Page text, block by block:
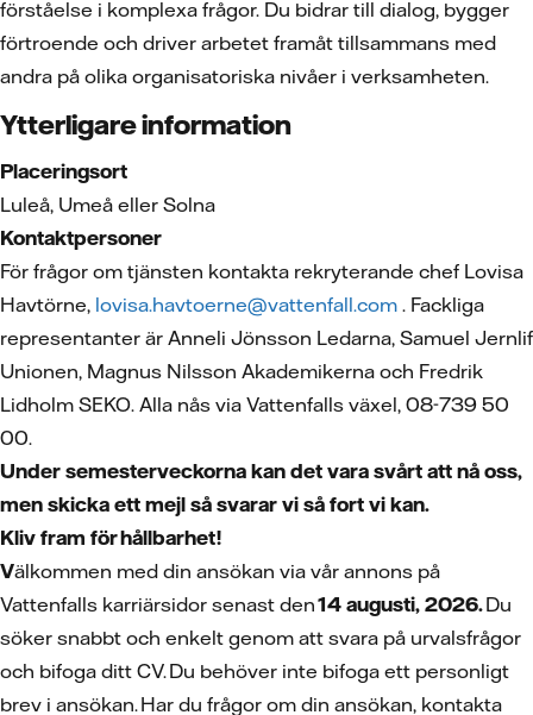
förståelse i komplexa frågor. Du bidrar till dialog, bygger
förtroende och driver arbetet framåt tillsammans med
andra på olika organisatoriska nivåer i verksamheten.
Ytterligare information
Placeringsort
Luleå, Umeå eller Solna
Kontaktpersoner
För frågor om tjänsten kontakta rekryterande chef Lovisa
Havtörne, lovisa.havtoerne@vattenfall.com . Fackliga
representanter är Anneli Jönsson Ledarna, Samuel Jernlif
Unionen, Magnus Nilsson Akademikerna och Fredrik
Lidholm SEKO. Alla nås via Vattenfalls växel, 08-739 50
00.
Under semesterveckorna kan det vara svårt att nå oss,
men skicka ett mejl så svarar vi så fort vi kan.
Kliv fram för hållbarhet!
Välkommen med din ansökan via vår annons på
Vattenfalls karriärsidor senast den14 augusti, 2026.Du
söker snabbt och enkelt genom att svara på urvalsfrågor
och bifoga ditt CV. Du behöver inte bifoga ett personligt
brev i ansökan. Har du frågor om din ansökan, kontakta